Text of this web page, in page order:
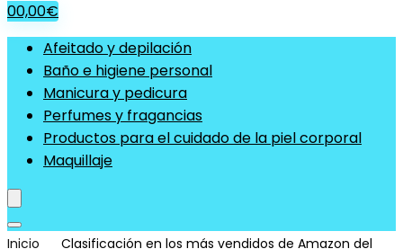
00,00€
Afeitado y depilación
Baño e higiene personal
Manicura y pedicura
Perfumes y fragancias
Productos para el cuidado de la piel corporal
Maquillaje
Inicio Clasificación en los más vendidos de Amazon del